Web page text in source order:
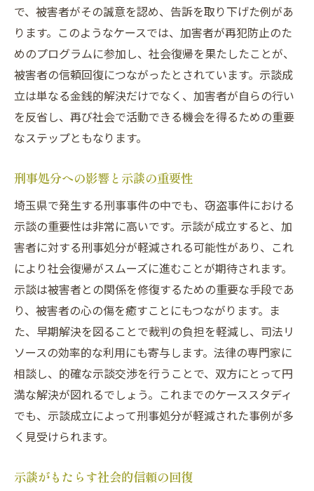
で、被害者がその誠意を認め、告訴を取り下げた例があ
ります。このようなケースでは、加害者が再犯防止のた
めのプログラムに参加し、社会復帰を果たしたことが、
被害者の信頼回復につながったとされています。示談成
立は単なる金銭的解決だけでなく、加害者が自らの行い
を反省し、再び社会で活動できる機会を得るための重要
なステップともなります。
刑事処分への影響と示談の重要性
埼玉県で発生する刑事事件の中でも、窃盗事件における
示談の重要性は非常に高いです。示談が成立すると、加
害者に対する刑事処分が軽減される可能性があり、これ
により社会復帰がスムーズに進むことが期待されます。
示談は被害者との関係を修復するための重要な手段であ
り、被害者の心の傷を癒すことにもつながります。ま
た、早期解決を図ることで裁判の負担を軽減し、司法リ
ソースの効率的な利用にも寄与します。法律の専門家に
相談し、的確な示談交渉を行うことで、双方にとって円
満な解決が図れるでしょう。これまでのケーススタディ
でも、示談成立によって刑事処分が軽減された事例が多
く見受けられます。
示談がもたらす社会的信頼の回復